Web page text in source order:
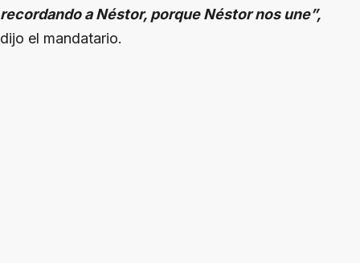
recordando a Néstor, porque Néstor nos une”,
dijo el mandatario.